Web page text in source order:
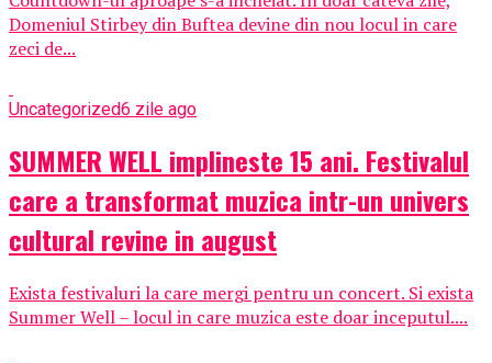
Domeniul Stirbey din Buftea devine din nou locul in care
zeci de...
Uncategorized6 zile ago
SUMMER WELL implineste 15 ani. Festivalul
care a transformat muzica intr-un univers
cultural revine in august
Exista festivaluri la care mergi pentru un concert. Si exista
Summer Well – locul in care muzica este doar inceputul....